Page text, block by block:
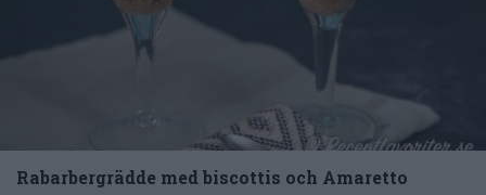
Rabarbergrädde med biscottis och Amaretto